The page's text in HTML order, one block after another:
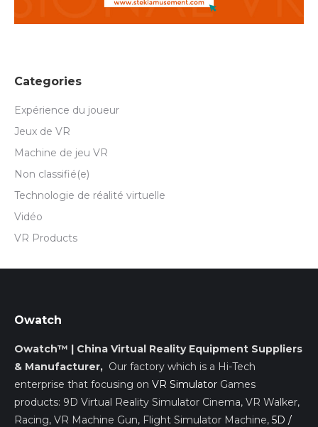
Categories
Expérience du joueur
Jeux de VR
Machine de jeu VR
Non classifié(e)
Technologie de réalité virtuelle
Vidéo
VR Products
Owatch
Owatch™ | China Virtual Reality Equipment Suppliers
& Manufacturer, Our factory which is a Hi-Tech
enterprise that focusing on VR Simulator Games
products: 9D Virtual Reality Simulator Cinema, VR Walker,
Racing, VR Machine Gun, Flight Simulator Machine, 5D /